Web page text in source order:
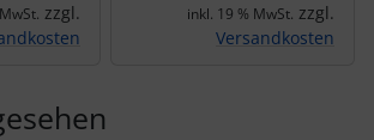
zzgl.
inkl. 19 % MwSt. zzgl.
Versandkosten